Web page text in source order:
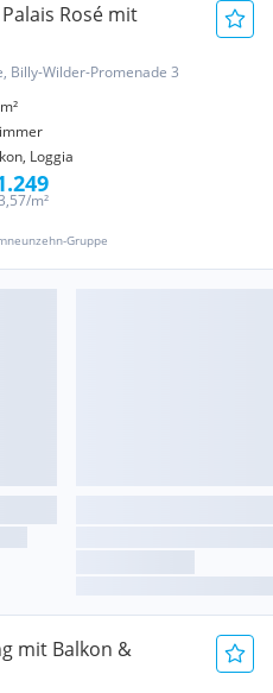
Rosé mit
Billy-Wilder-Promenade 3
m²
Loggia
Gruppe
m²
mit Balkon &